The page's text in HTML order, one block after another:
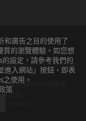
和廣告之目的使用了
質的瀏覽體驗。如您想
設定，請參考我們的
進入網站」按鈕，即表
使用。
策
聲明與Cookie政策
公司